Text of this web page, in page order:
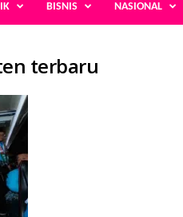
BISNIS NASIONAL
terbaru